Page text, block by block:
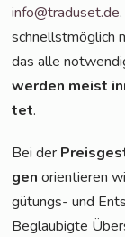
info@traduset.de
schnellst­mög­lich
das alle
wer­den meist
tet.
Bei der
gen ori­en­tie­ren
gü­tungs- und
Beglau­big­te